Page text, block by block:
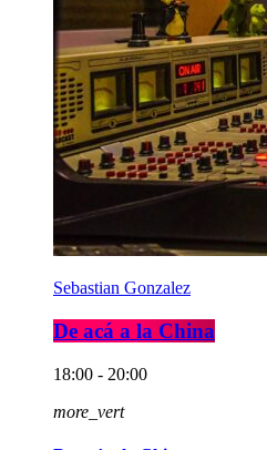
Sebastian Gonzalez
De acá a la China
18:00 - 20:00
more_vert